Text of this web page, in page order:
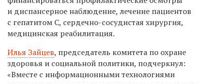
и диспансерное наблюдение, лечение пациентов
с гепатитом C, сердечно-сосудистая хирургия,
медицинская реабилитация.
Илья Зайцев, председатель комитета по охране
здоровья и социальной политики, подчеркнул:
«Вместе с информационными технологиями